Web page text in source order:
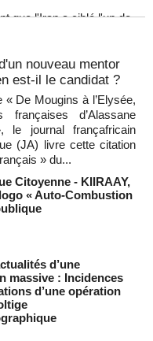
que l'Iran a ciblé l'un de
détroit d'Ormuz
massive » vers
selon une autorité
8 août 2026 (Par IA)
quotidienne du 8/9 août
d'être victimes de
des ONG
sommets après
: Le Président
de toutes les forces
nouveau mentor
est-il le candidat ?
« De Mougins à l’Elysée,
françaises d’Alassane
le journal françafricain
(JA) livre cette citation
» du...
Citoyenne - KIIRAAY,
« Auto-Combustion
d’une
massive : Incidences
d’une opération